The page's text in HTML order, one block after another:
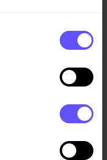
Med en tydelig rød
gjennomføring, har vi
sier Jerker